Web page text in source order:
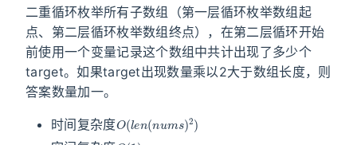
二重循环枚举所有子数组（第一层循环枚举数组起
点、第二层循环枚举数组终点），在第二层循环开始
前使用一个变量记录这个数组中共计出现了多少个
target。如果target出现数量乘以2大于数组长度，则
答案数量加一。
时间复杂度
O (1)